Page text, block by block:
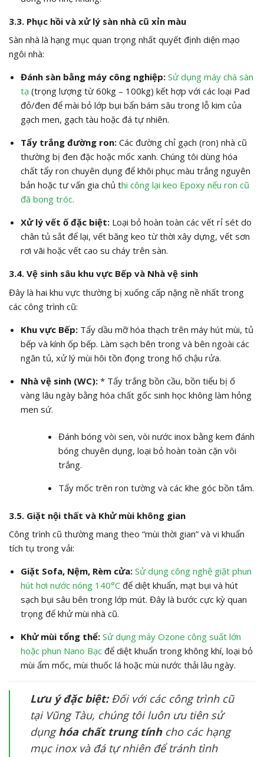
3.3. Phục hồi và xử lý sàn nhà cũ xỉn màu
Sàn nhà là hạng mục quan trọng nhất quyết định diện mạo
ngôi nhà:
Đánh sàn bằng máy công nghiệp: Sử dụng máy chà sàn
tạ(trọng lượng từ 60kg – 100kg) kết hợp với các loại Pad
đỏ/đen để mài bỏ lớp bụi bẩn bám sâu trong lỗ kim của
gạch men, gạch tàu hoặc đá tự nhiên.
Tẩy trắng đường ron:Các đường chỉ gạch (ron) nhà cũ
thường bị đen đặc hoặc mốc xanh. Chúng tôi dùng hóa
chất tẩy ron chuyên dụng để khôi phục màu trắng nguyên
bản hoặc tư vấn gia chủ thi công lại keo Epoxy nếu ron cũ
đã bong tróc.
Xử lý vết ố đặc biệt:Loại bỏ hoàn toàn các vết rỉ sét do
chân tủ sắt để lại, vết băng keo từ thời xây dựng, vết sơn
rơi vãi hoặc vết cao su cháy trên sàn.
3.4. Vệ sinh sâu khu vực Bếp và Nhà vệ sinh
Đây là hai khu vực thường bị xuống cấp nặng nề nhất trong
các công trình cũ:
Khu vực Bếp:Tẩy dầu mỡ hóa thạch trên máy hút mùi, tủ
bếp và kính ốp bếp. Làm sạch bên trong và bên ngoài các
ngăn tủ, xử lý mùi hôi tồn đọng trong hố chậu rửa.
Nhà vệ sinh (WC):* Tẩy trắng bồn cầu, bồn tiểu bị ố
vàng lâu ngày bằng hóa chất gốc sinh học không làm hỏng
men sứ.
Đánh bóng vòi sen, vòi nước inox bằng kem đánh
bóng chuyên dụng, loại bỏ hoàn toàn cặn vôi
trắng.
Tẩy mốc trên ron tường và các khe góc bồn tắm.
3.5. Giặt nội thất và Khử mùi không gian
Công trình cũ thường mang theo “mùi thời gian” và vi khuẩn
tích tụ trong vải:
Giặt Sofa, Nệm, Rèm cửa: Sử dụng công nghệ giặt phun
hút hơi nước nóng 140°Cđể diệt khuẩn, mạt bụi và hút
sạch bụi sâu bên trong lớp mút. Đây là bước cực kỳ quan
trọng để khử mùi nhà cũ.
Khử mùi tổng thể: Sử dụng máy Ozone công suất lớn
hoặc phun Nano Bạcđể diệt khuẩn trong không khí, loại bỏ
mùi ẩm mốc, mùi thuốc lá hoặc mùi nước thải lâu ngày.
Lưu ý đặc biệt:Đối với các công trình cũ
tại Vũng Tàu, chúng tôi luôn ưu tiên sử
dụnghóa chất trung tínhcho các hạng
mục inox và đá tự nhiên để tránh tình